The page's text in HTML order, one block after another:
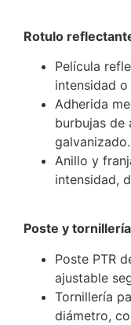
Rotulo
Película
intensidad
Adherida
burbujas de
galvanizado.
Anillo y
intensidad,
Poste y
Poste PTR
ajustable
Tornillería
diámetro,